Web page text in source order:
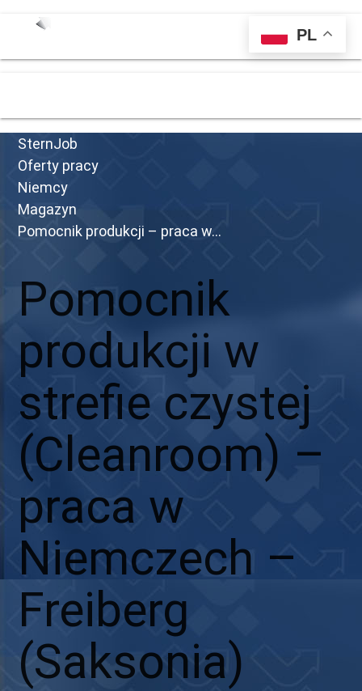
menu
SternJob
Oferty pracy
Niemcy
Magazyn
Pomocnik produkcji – praca w...
Pomocnik
produkcji w
strefie czystej
(Cleanroom) –
praca w
Niemczech –
Freiberg
(Saksonia)
PL